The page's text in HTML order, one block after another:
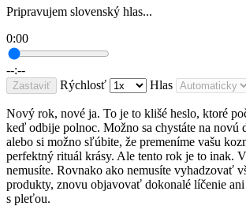
Pripravujem slovenský hlas...
0:00
--:--
Zastaviť Rýchlosť Hlas
Nový rok, nové ja. To je to klišé heslo, ktoré
keď odbije polnoc. Možno sa chystáte na
alebo si možno sľúbite, že premeníme vašu
perfektný rituál krásy. Ale tento rok je to inak.
nemusíte. Rovnako ako nemusíte vyhadzovať
produkty, znovu objavovať dokonalé líčenie
s pleťou.